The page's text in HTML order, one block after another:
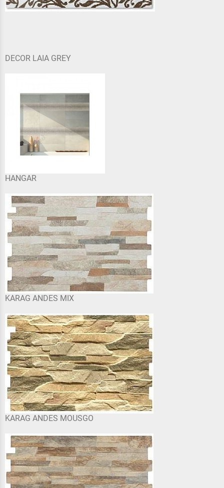
DECOR LAIA GREY
HANGAR
KARAG ANDES MIX
KARAG ANDES MOUSGO